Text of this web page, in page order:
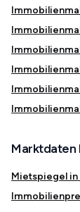
Marktdaten
Mietspiegel